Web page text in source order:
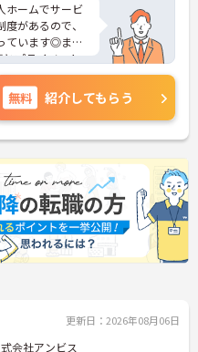
ホームでサービ
があるので、
ています◎ま
プライベート
ある方は、面接
にご連絡くだ
無料 紹介してもらう
更新日：2026年08月06日
会社アンビス